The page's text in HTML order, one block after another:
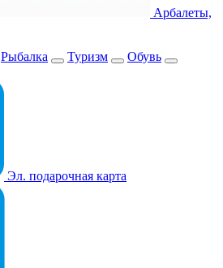
Арбалеты,
Рыбалка Туризм
Обувь
Эл. подарочная карта